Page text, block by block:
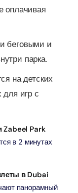
оплачивая
беговыми и
парка.
на детских
для игр с
Zabeel Park
в 2 минутах
в Dubai
панорамный